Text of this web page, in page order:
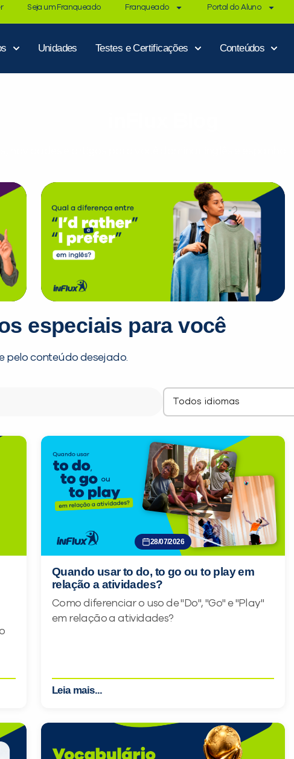
Seja um Franqueado Franqueado Portal do Aluno
Unidades Testes e Certificações Conteúdos
especiais para você
pelo conteúdo desejado.
28/07/2026
Quando usar to do, to go ou to play em
relação a atividades?
Como diferenciar o uso de "Do", "Go" e "Play"
em relação a atividades?
Leia mais...